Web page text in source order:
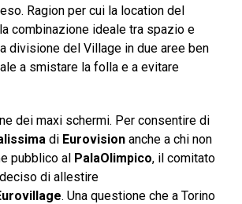
Ragion per cui la location del
combinazione ideale tra spazio e
divisione del Village in due aree ben
a smistare la folla e a evitare
dei maxi schermi. Per consentire di
di Eurovisionanche a chi non
pubblico al PalaOlimpico, il comitato
di allestire
. Una questione che a Torino